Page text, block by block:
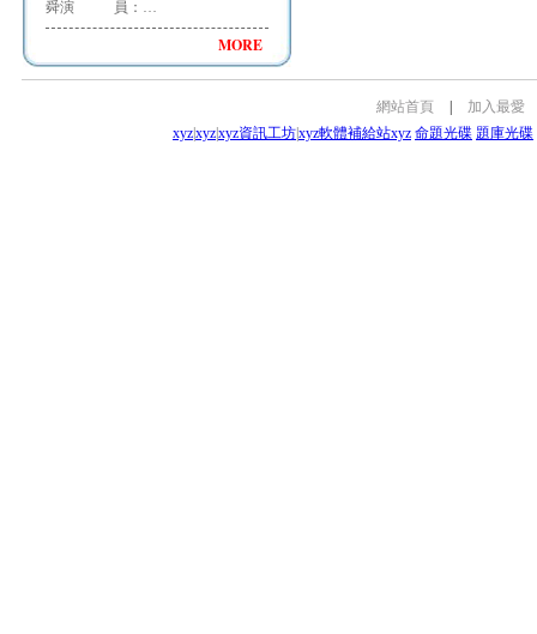
舜演 員：…
MORE
網站首頁
加入最愛
xyzxyzxyz資訊工坊xyz軟體補給站xyz 命題光碟 題庫光碟